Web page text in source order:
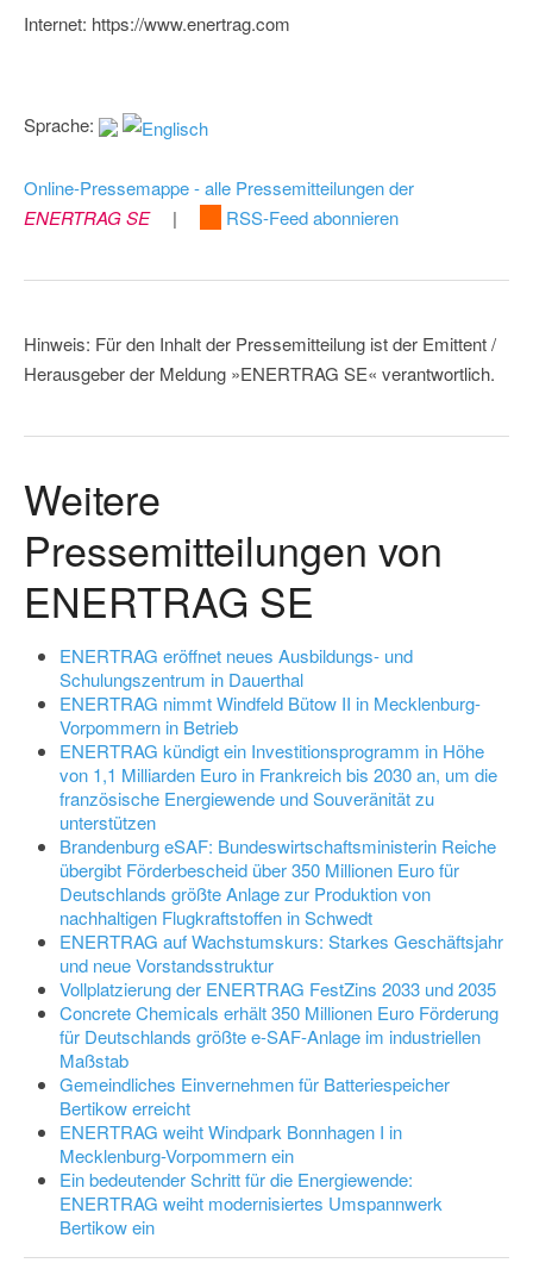
Internet: https://www.enertrag.com
Sprache:
Online-Pressemappe - alle Pressemitteilungen der
ENERTRAG SE
| RSS-Feed abonnieren
Hinweis: Für den Inhalt der Pressemitteilung ist der Emittent /
Herausgeber der Meldung »ENERTRAG SE« verantwortlich.
Weitere
Pressemitteilungen von
ENERTRAG SE
ENERTRAG eröffnet neues Ausbildungs- und
Schulungszentrum in Dauerthal
ENERTRAG nimmt Windfeld Bütow II in Mecklenburg-
Vorpommern in Betrieb
ENERTRAG kündigt ein Investitionsprogramm in Höhe
von 1,1 Milliarden Euro in Frankreich bis 2030 an, um die
französische Energiewende und Souveränität zu
unterstützen
Brandenburg eSAF: Bundeswirtschaftsministerin Reiche
übergibt Förderbescheid über 350 Millionen Euro für
Deutschlands größte Anlage zur Produktion von
nachhaltigen Flugkraftstoffen in Schwedt
ENERTRAG auf Wachstumskurs: Starkes Geschäftsjahr
und neue Vorstandsstruktur
Vollplatzierung der ENERTRAG FestZins 2033 und 2035
Concrete Chemicals erhält 350 Millionen Euro Förderung
für Deutschlands größte e-SAF-Anlage im industriellen
Maßstab
Gemeindliches Einvernehmen für Batteriespeicher
Bertikow erreicht
ENERTRAG weiht Windpark Bonnhagen I in
Mecklenburg-Vorpommern ein
Ein bedeutender Schritt für die Energiewende:
ENERTRAG weiht modernisiertes Umspannwerk
Bertikow ein